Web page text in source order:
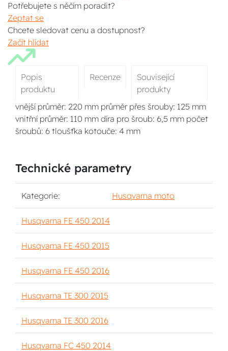
Potřebujete s něčím poradit?
Zeptat se
Chcete sledovat cenu a dostupnost?
Začít hlídat
Popis
produktu
Recenze
Související
produkty
vnější průměr: 220 mm průměr přes šrouby: 125 mm
vnitřní průměr: 110 mm díra pro šroub: 6,5 mm počet
šroubů: 6 tloušťka kotouče: 4 mm
Technické parametry
Kategorie: Husqvarna moto
Husqvarna FE 450 2014
Husqvarna FE 450 2015
Husqvarna FE 450 2016
Husqvarna TE 300 2015
Husqvarna TE 300 2016
Husqvarna FC 450 2014